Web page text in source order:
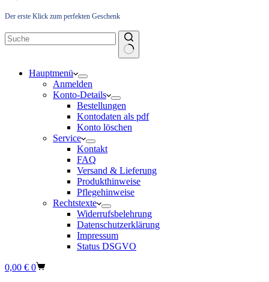
Der erste Klick zum perfekten Geschenk
Hauptmenü
Anmelden
Konto-Details
Bestellungen
Kontodaten als pdf
Konto löschen
Service
Kontakt
FAQ
Versand & Lieferung
Produkthinweise
Pflegehinweise
Rechtstexte
Widerrufsbelehrung
Datenschutzerklärung
Impressum
Status DSGVO
Warenkorb
0,00 € 0